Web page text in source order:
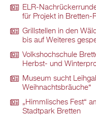
ELR-
für Projekt in Bretten-
Grillstellen in den
bis auf Weiteres
Volkshochschule
Herbst- und
Museum sucht
Weihnachtsbräuche“
„Himmlisches Fest“
Stadtpark Bretten